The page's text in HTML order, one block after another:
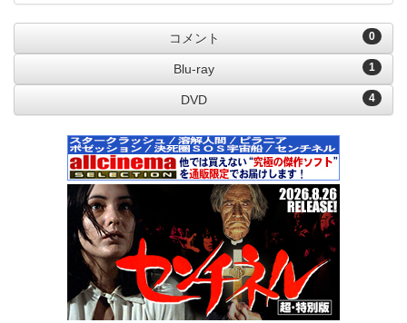
0
コメント
1
Blu-ray
4
DVD